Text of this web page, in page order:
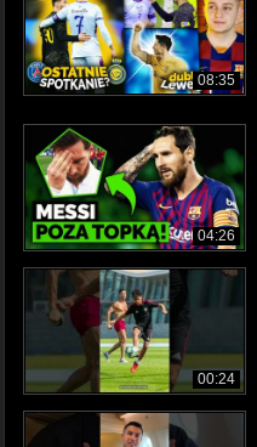
08:35
04:26
00:24